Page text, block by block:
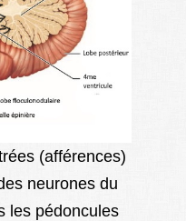
(afférences)
neurones du
les pédoncules